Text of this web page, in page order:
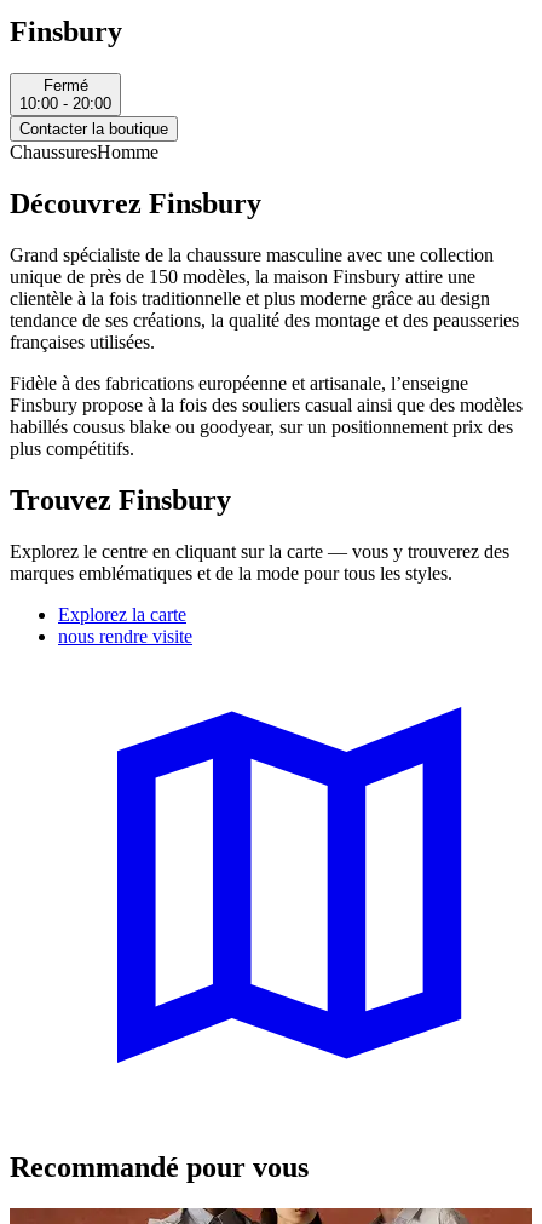
Finsbury
Fermé
10:00 - 20:00
Contacter la boutique
ChaussuresHomme
Découvrez Finsbury
Grand spécialiste de la chaussure masculine avec une collection
unique de près de 150 modèles, la maison Finsbury attire une
clientèle à la fois traditionnelle et plus moderne grâce au design
tendance de ses créations, la qualité des montage et des peausseries
françaises utilisées.
Fidèle à des fabrications européenne et artisanale, l’enseigne
Finsbury propose à la fois des souliers casual ainsi que des modèles
habillés cousus blake ou goodyear, sur un positionnement prix des
plus compétitifs.
Trouvez Finsbury
Explorez le centre en cliquant sur la carte — vous y trouverez des
marques emblématiques et de la mode pour tous les styles.
Explorez la carte
nous rendre visite
Recommandé pour vous